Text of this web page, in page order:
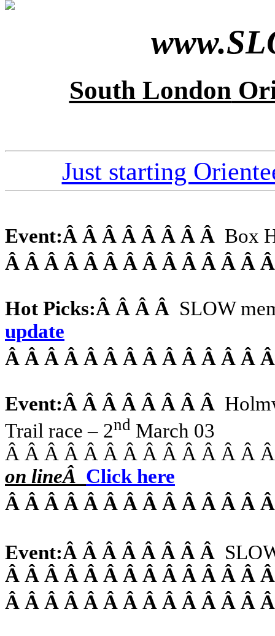
South London
Just starting
Event:Â Â Â Â Â Â Â Â Box
Â Â Â Â Â Â Â Â Â Â Â Â Â
Hot Picks:Â Â Â Â SLOW
update
Â Â Â Â Â Â Â Â Â Â Â Â Â
Event:Â Â Â Â Â Â Â Â
Trail race – 2nd March 03
Â Â Â Â Â Â Â Â Â Â Â Â Â
on lineÂ Click here
Â Â Â Â Â Â Â Â Â Â Â Â Â
Event:Â Â Â Â Â Â Â Â
Â Â Â Â Â Â Â Â Â Â Â Â Â
Â Â Â Â Â Â Â Â Â Â Â Â Â